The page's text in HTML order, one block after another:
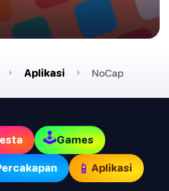
Aplikasi NoCap
🕹Games
📱 Aplikasi